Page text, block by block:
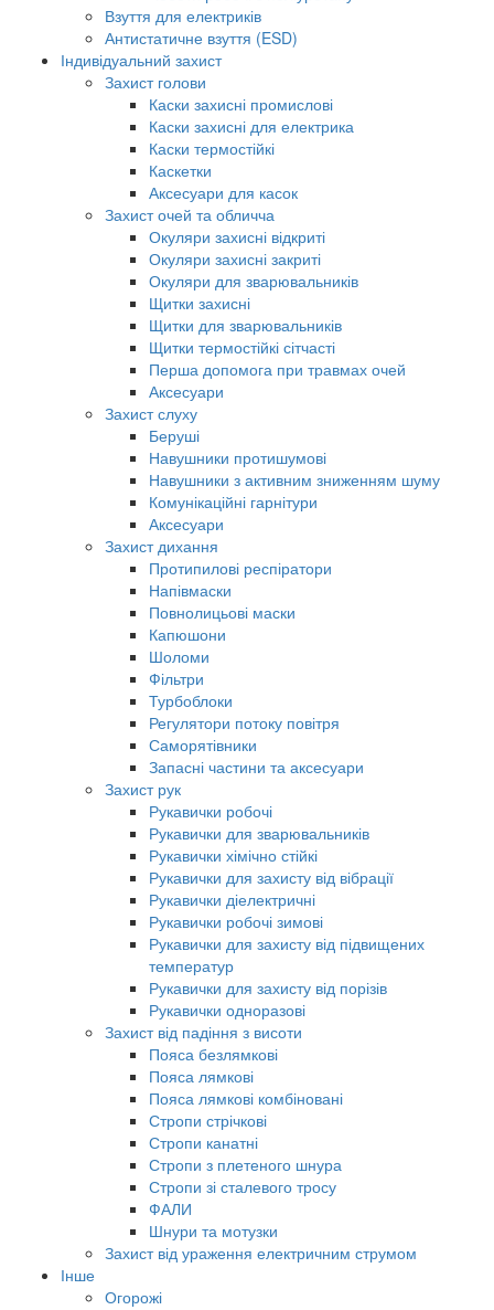
Взуття для електриків
Антистатичне взуття (ESD)
Індивідуальний захист
Захист голови
Каски захисні промислові
Каски захисні для електрика
Каски термостійкі
Каскетки
Аксесуари для касок
Захист очей та обличча
Окуляри захисні відкриті
Окуляри захисні закриті
Окуляри для зварювальників
Щитки захисні
Щитки для зварювальників
Щитки термостійкі сітчасті
Перша допомога при травмах очей
Аксесуари
Захист слуху
Беруші
Навушники протишумові
Навушники з активним зниженням шуму
Комунікаційні гарнітури
Аксесуари
Захист дихання
Протипилові респіратори
Напівмаски
Повнолицьові маски
Капюшони
Шоломи
Фільтри
Турбоблоки
Регулятори потоку повітря
Саморятівники
Запасні частини та аксесуари
Захист рук
Рукавички робочі
Рукавички для зварювальників
Рукавички хімічно стійкі
Рукавички для захисту від вібрації
Рукавички діелектричні
Рукавички робочі зимові
Рукавички для захисту від підвищених
температур
Рукавички для захисту від порізів
Рукавички одноразові
Захист від падіння з висоти
Пояса безлямкові
Пояса лямкові
Пояса лямкові комбіновані
Стропи стрічкові
Стропи канатні
Стропи з плетеного шнура
Стропи зі сталевого тросу
ФАЛИ
Шнури та мотузки
Захист від ураження електричним струмом
Інше
Огорожі